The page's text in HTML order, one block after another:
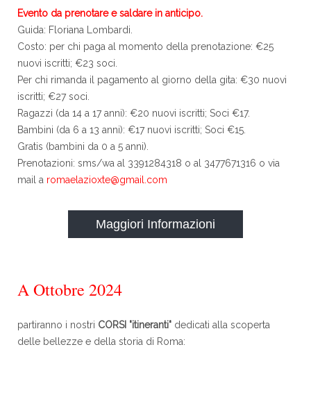
Evento da prenotare e saldare in anticipo.
Guida: Floriana Lombardi.
Costo: per chi paga al momento della prenotazione: €25
nuovi iscritti; €23 soci.
Per chi rimanda il pagamento al giorno della gita: €30 nuovi
iscritti; €27 soci.
Ragazzi (da 14 a 17 anni): €20 nuovi iscritti; Soci €17.
Bambini (da 6 a 13 anni): €17 nuovi iscritti; Soci €15.
Gratis (bambini da 0 a 5 anni).
Prenotazioni: sms/wa al 3391284318 o al 3477671316 o via
mail a romaelazioxte@gmail.com
Maggiori Informazioni
A Ottobre 2024
partiranno i nostri CORSI "itineranti" dedicati alla scoperta
delle bellezze e della storia di Roma: